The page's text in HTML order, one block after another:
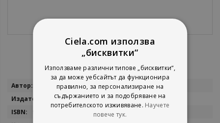
Повече
Борянa Дачева Милкоева
Сънрей Профешънъл
Ciela.com използва
„бисквитки“
Използваме различни типове „бисквитки“,
за да може уебсайтът да функционира
правилно, за персонализиране на
съдържанието и за подобряване на
потребителското изживяване. Научете
повече тук.